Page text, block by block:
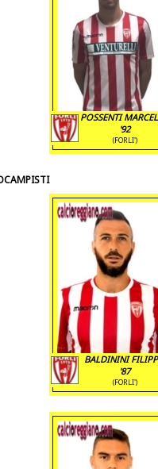
POSSENTI
'92
(FORLI')
BALDININI
'87
(FORLI')